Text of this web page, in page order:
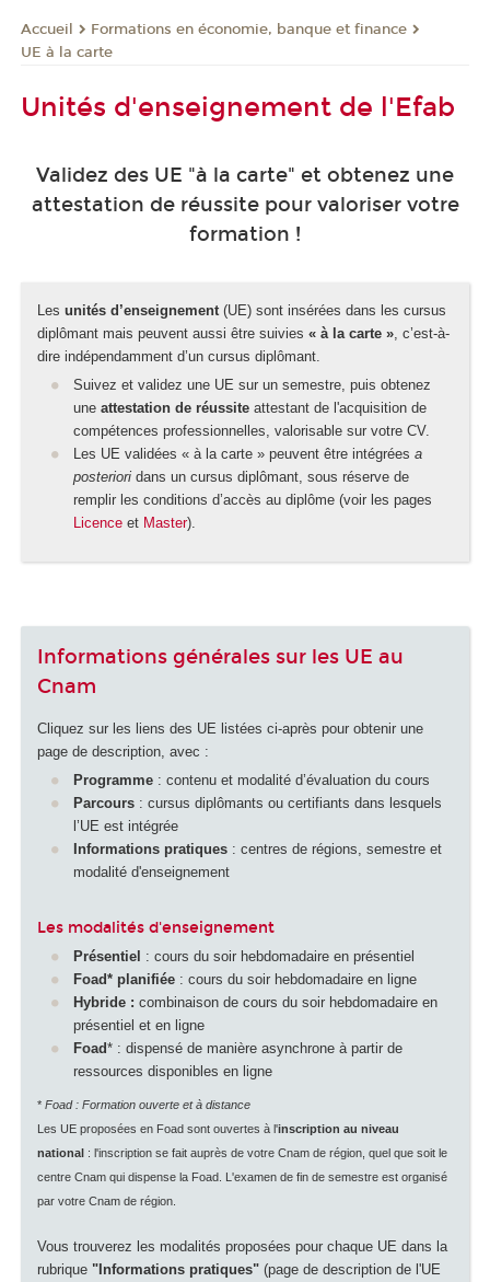
Accueil
Formations en économie, banque et finance
UE à la carte
Unités d'enseignement de l'Efab
Validez des UE "à la carte" et obtenez une
attestation de réussite pour valoriser votre
formation !
Les unités d’enseignement (UE) sont insérées dans les cursus
diplômant mais peuvent aussi être suivies « à la carte » , c’est-à-
dire indépendamment d’un cursus diplômant.
Suivez et validez une UE sur un semestre, puis obtenez
une attestation de réussiteattestant de l'acquisition de
compétences professionnelles, valorisable sur votre CV.
Les UE validées « à la carte » peuvent être intégrées a
posterioridans un cursus diplômant, sous réserve de
remplir les conditions d’accès au diplôme (voir les pages
Licence et Master).
Informations générales sur les UE au
Cnam
Cliquez sur les liens des UE listées ci-après pour obtenir une
page de description, avec :
Programme : contenu et modalité d’évaluation du cours
Parcours : cursus diplômants ou certifiants dans lesquels
l’UE est intégrée
Informations pratiques: centres de régions, semestre et
modalité d'enseignement
Les modalités d'enseignement
Présentiel : cours du soir hebdomadaire en présentiel
Foad*planifiée: cours du soir hebdomadaire en ligne
Hybride : combinaison de cours du soir hebdomadaire en
présentiel et en ligne
Foad*: dispensé de manière asynchrone à partir de
ressources disponibles en ligne
* Foad : Formation ouverte et à distance
Les UE proposées en Foad sont ouvertes à l'inscription au niveau
national : l'inscription se fait auprès de votre Cnam de région, quel que soit le
centre Cnam qui dispense la Foad. L'examen de fin de semestre est organisé
par votre Cnam de région.
Vous trouverez les modalités proposées pour chaque UE dans la
rubrique "Informations pratiques" (page de description de l'UE